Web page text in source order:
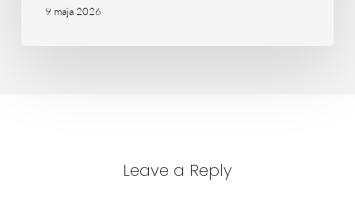
9 maja 2026
Leave a Reply